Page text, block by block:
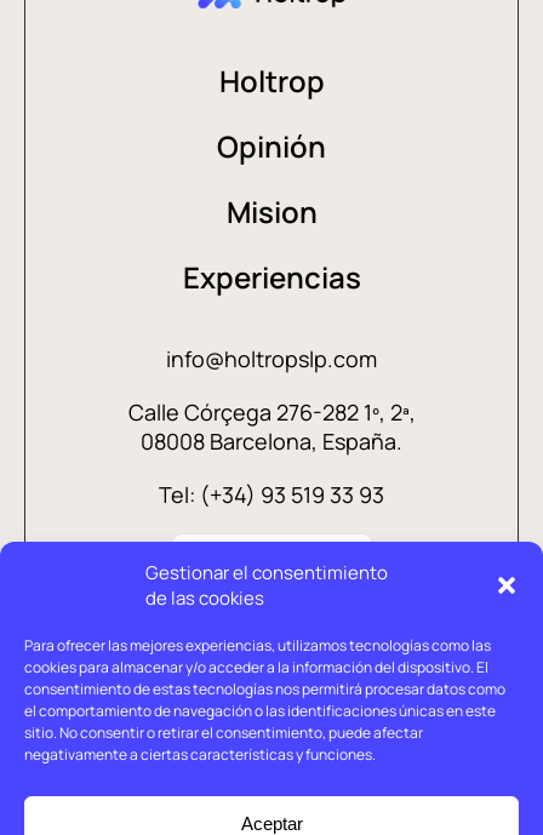
Gestionar el consentimiento
de las cookies
Para ofrecer las mejores experiencias, utilizamos tecnologías como las
cookies para almacenar y/o acceder a la información del dispositivo. El
consentimiento de estas tecnologías nos permitirá procesar datos como
el comportamiento de navegación o las identificaciones únicas en este
sitio. No consentir o retirar el consentimiento, puede afectar
negativamente a ciertas características y funciones.
Aceptar
Holtrop
Opinión
Mision
Experiencias
info@holtropslp.com
Calle Córçega 276-282 1º, 2ª,
08008 Barcelona, España.
Tel: (+34) 93 519 33 93
Aviso legal
Política de privacidad